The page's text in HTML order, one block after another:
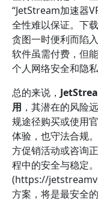
“JetStream加速器
全性难以保证。下
贪图一时便利而陷
软件虽需付费，但
个人网络安全和隐私
总的来说，
用 ，其潜在的风险
规途径购买或使用
体验，也守法合规
方促销活动或咨询
程中的安全与稳定
(https://
方案，将是最安全的